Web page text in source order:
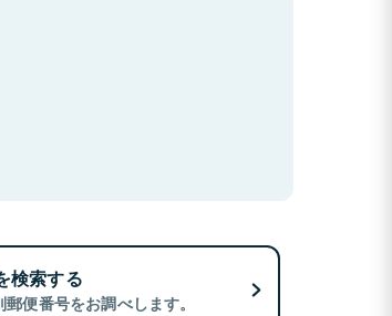
検索する
便番号をお調べします。